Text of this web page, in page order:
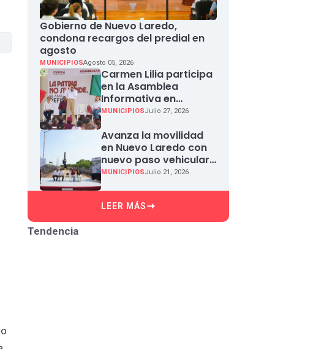
Gobierno de Nuevo Laredo,
condona recargos del predial en
agosto
MUNICIPIOSAgosto 05, 2026
Carmen Lilia participa
en la Asamblea
Informativa en
Defensa de la
Miguel Aleman
MUNICIPIOSJulio 27, 2026
Avanza la movilidad
en Nuevo Laredo con
nuevo paso vehicular
en Paseo Colón
MUNICIPIOSJulio 21, 2026
LEER MÁS
Tendencia